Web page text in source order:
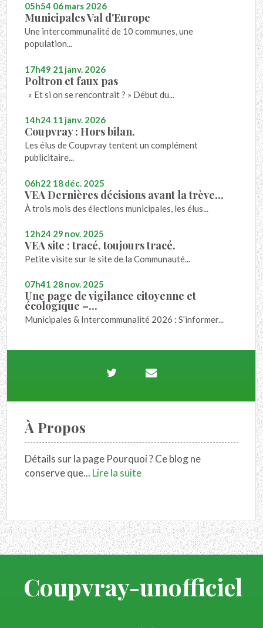
05h54 06mars 2026
Municipales Val d'Europe
Une intercommunalité de 10 communes, une
population...
17h49 21 janv. 2026
Poltron et faux pas
« Et si on se rencontrait ? » Début du...
14h24 11 janv. 2026
Coupvray : Hors bilan.
Les élus de Coupvray tentent un complément
publicitaire...
06h22 18déc. 2025
VEA Dernières décisions avant la trève...
À trois mois des élections municipales, les élus...
12h24 29 nov. 2025
VEA site : tracé, toujours tracé.
Petite visite sur le site de la Communauté...
07h41 28nov. 2025
Une page de vigilance citoyenne et
écologique –...
Municipales & Intercommunalité 2026 : S’informer...
À Propos
Détails sur la page Pourquoi ? Ce blog ne
conserve que... Lire la suite
Coupvray-unofficiel